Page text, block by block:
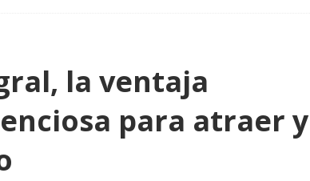
la ventaja
para atraer y